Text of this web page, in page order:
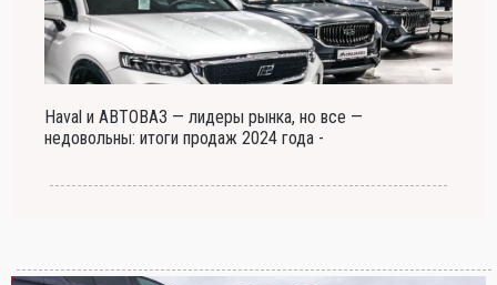
Haval и АВТОВАЗ — лидеры рынка, но все —
недовольны: итоги продаж 2024 года -